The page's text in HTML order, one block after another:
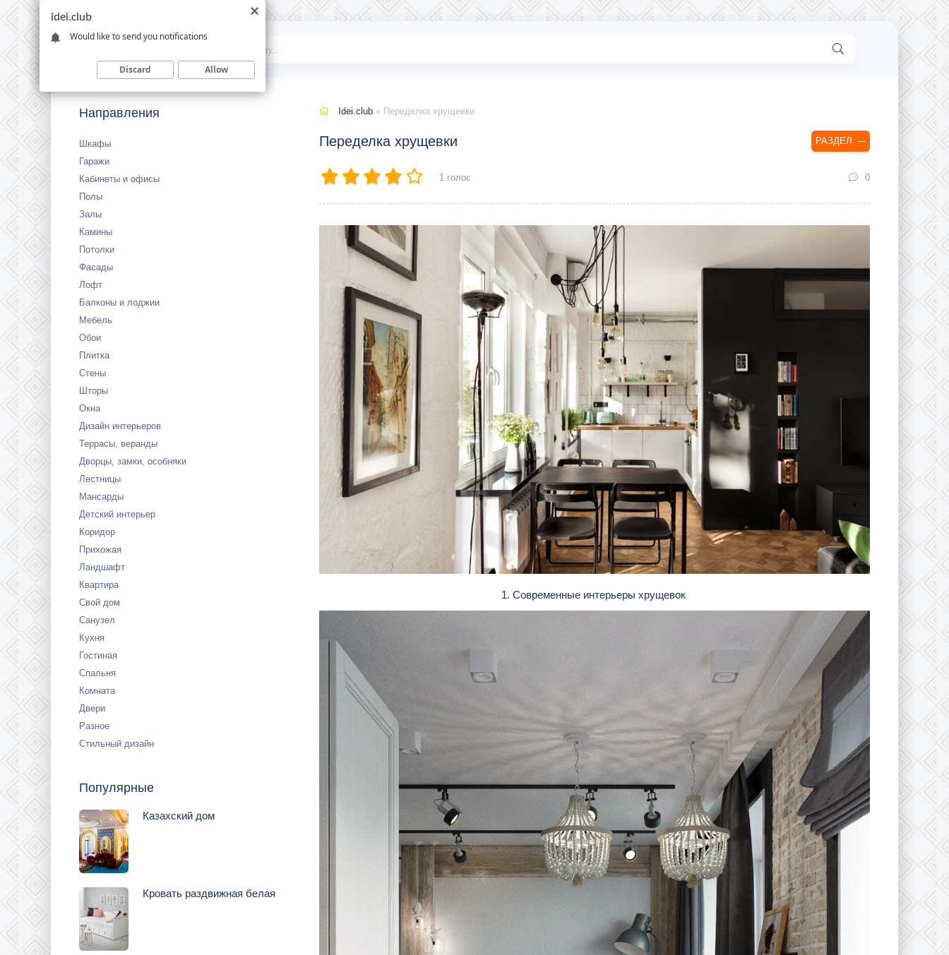
Idei
Направления
Шкафы
Гаражи
Кабинеты и офисы
Полы
Залы
Камины
Потолки
Фасады
Лофт
Балконы и лоджии
Мебель
Обои
Плитка
Стены
Шторы
Окна
Дизайн интерьеров
Террасы, веранды
Дворцы, замки, особняки
Лестницы
Мансарды
Детский интерьер
Коридор
Прихожая
Ландшафт
Квартира
Свой дом
Санузел
Кухня
Гостиная
Спальня
Комната
Двери
Разное
Стильный дизайн
Популярные
Казахский дом
Кровать раздвижная белая
Idei.club » Переделка хрущевки
Переделка хрущевки ---
1 голос 0
1. Современные интерьеры хрущевок
idei.club
Would like to send you notifications
Discard Allow